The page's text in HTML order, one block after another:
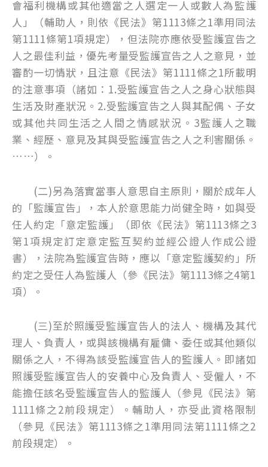
會福利機構或其他適當之人選定一人或數人為監護
人」（輔助人，則依《民法》第1113條之1準用同法
第1111條第1項規定），但法院亦應依受監護宣告之
人之最佳利益，優先考量受監護宣告之人之意見，並
審酌一切情狀，且注意《民法》第1111條之1所載明
的注意事項（諸如：1.受監護宣告之人之身心狀態與
生活及財產狀況。2.受監護宣告之人與其配偶、子女
或其他共同生活之人間之情感狀況。3監護人之職
業、經歷、意見及其與受監護宣告之人之利害關係。
……）。
(二)另為落實當事人意思自主原則，關於成年人
的「監護宣告」，本人於意思能力尚健全時，如與受
任人約定「意定監護」（即依《民法》第1113條之3
第1項規定訂定意定監互契約並經公證人作成公證
書），法院為監護宣告時，應以「意定監護契約」所
約定之受任人為監護人（參《民法》第1113條之4第1
項）。
(三)至於照護受監護宣告人的法人、機構及其代
理人、負責人，或與該機構有雇傭、委任或其他類似
關係之人，不得為該受監護宣告人的監護人。即諸如
照護受監護宣告人的安養中心及負責人、受僱人，不
能擔任該名受監護宣告人的監護人（參見《民法》第
1111條之2前段規定）。輔助人，亦受此資格限制
（參見《民法》第1113條之1準用同法第1111條之2
前段規定）。